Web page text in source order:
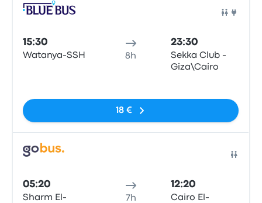
15:30
Watanya-SSH 8h
23:30
Sekka Club -
Giza\Cairo
18 €
05:20
Sharm El-
7h
12:20
Cairo El-